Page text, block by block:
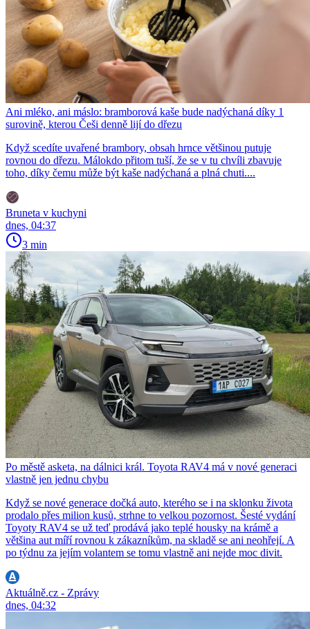
Ani mléko, ani máslo: bramborová kaše bude nadýchaná díky 1
surovině, kterou Češi denně lijí do dřezu
Když scedíte uvařené brambory, obsah hrnce většinou putuje
rovnou do dřezu. Málokdo přitom tuší, že se v tu chvíli zbavuje
toho, díky čemu může být kaše nadýchaná a plná chuti....
Bruneta v kuchyni
dnes, 04:37
3 min
Po městě asketa, na dálnici král. Toyota RAV4 má v nové generaci
vlastně jen jednu chybu
Když se nové generace dočká auto, kterého se i na sklonku života
prodalo přes milion kusů, strhne to velkou pozornost. Šesté vydání
Toyoty RAV4 se už teď prodává jako teplé housky na krámě a
většina aut míří rovnou k zákazníkům, na skladě se ani neohřejí. A
po týdnu za jejím volantem se tomu vlastně ani nejde moc divit.
Aktuálně.cz - Zprávy
dnes, 04:32